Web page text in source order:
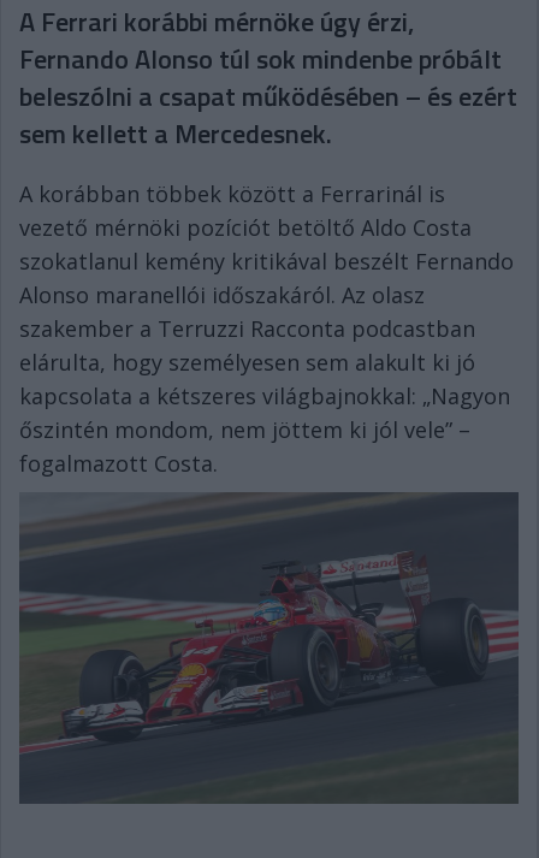
A Ferrari korábbi mérnöke úgy érzi,
Fernando Alonso túl sok mindenbe próbált
beleszólni a csapat működésében – és ezért
sem kellett a Mercedesnek.
A korábban többek között a Ferrarinál is
vezető mérnöki pozíciót betöltő Aldo Costa
szokatlanul kemény kritikával beszélt Fernando
Alonso maranellói időszakáról. Az olasz
szakember a Terruzzi Racconta podcastban
elárulta, hogy személyesen sem alakult ki jó
kapcsolata a kétszeres világbajnokkal: „Nagyon
őszintén mondom, nem jöttem ki jól vele” –
fogalmazott Costa.